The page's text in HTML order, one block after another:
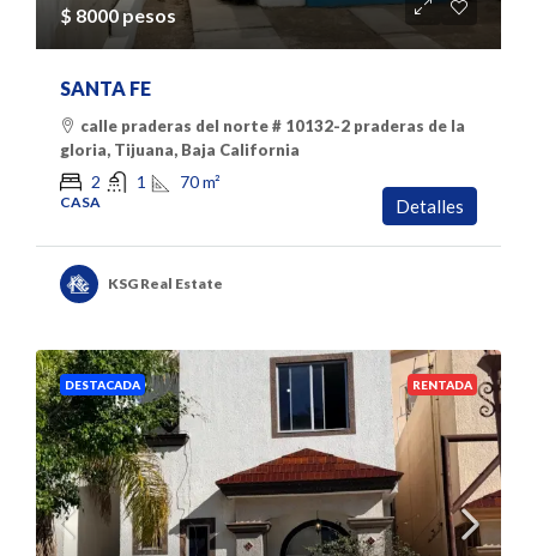
$ 8000 pesos
SANTA FE
calle praderas del norte # 10132-2 praderas de la
gloria, Tijuana, Baja California
2 1 70m²
CASA Detalles
KSG Real Estate
DESTACADA RENTADA